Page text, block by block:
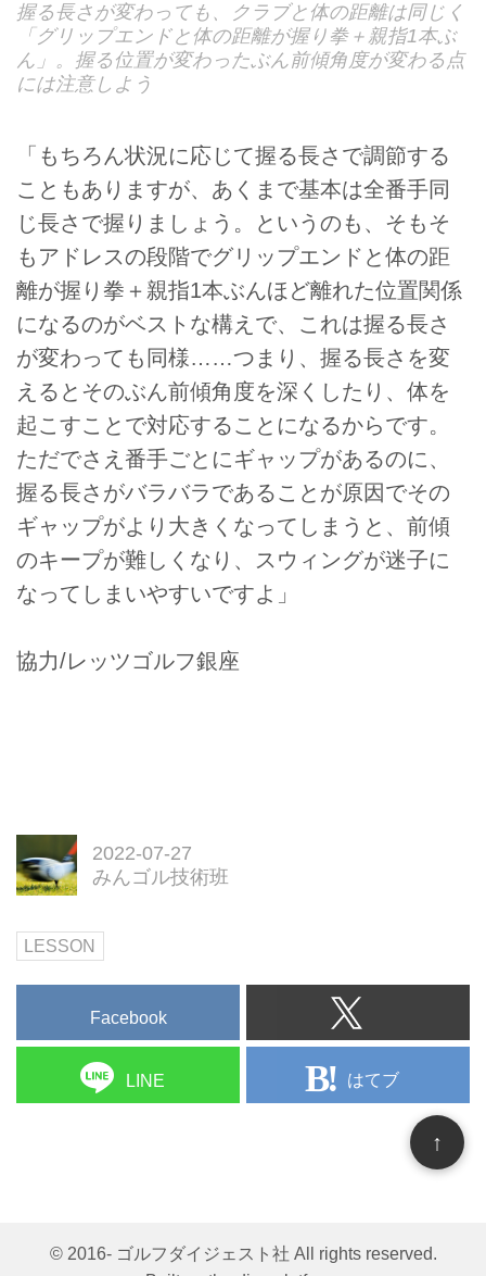
握る長さが変わっても、クラブと体の距離は同じく
「グリップエンドと体の距離が握り拳＋親指1本ぶ
ん」。握る位置が変わったぶん前傾角度が変わる点
には注意しよう
「もちろん状況に応じて握る長さで調節する
こともありますが、あくまで基本は全番手同
じ長さで握りましょう。というのも、そもそ
もアドレスの段階でグリップエンドと体の距
離が握り拳＋親指1本ぶんほど離れた位置関係
になるのがベストな構えで、これは握る長さ
が変わっても同様……つまり、握る長さを変
えるとそのぶん前傾角度を深くしたり、体を
起こすことで対応することになるからです。
ただでさえ番手ごとにギャップがあるのに、
握る長さがバラバラであることが原因でその
ギャップがより大きくなってしまうと、前傾
のキープが難しくなり、スウィングが迷子に
なってしまいやすいですよ」
協力/レッツゴルフ銀座
2022-07-27
みんゴル技術班
LESSON
Facebook
LINE はてブ
© 2016- ゴルフダイジェスト社 All rights reserved.
↑